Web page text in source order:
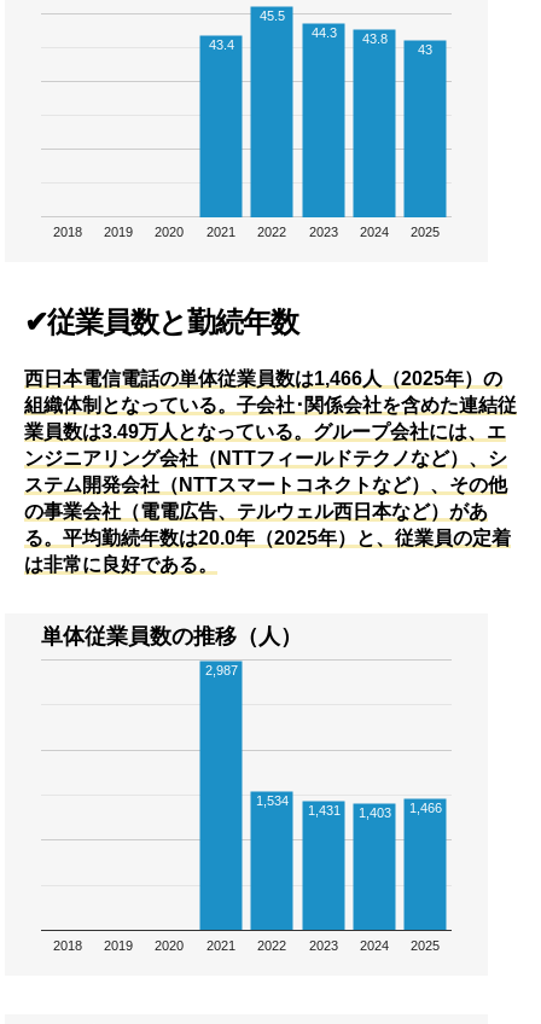
2018 2019 2020 2021 2022 2023 2024 2025
43.4
45.5
44.3
43.8
43
✔従業員数と勤続年数
西日本電信電話の単体従業員数は1,466人（2025年）の
組織体制となっている。子会社･関係会社を含めた連結従
業員数は3.49万人となっている。グループ会社には、エ
ンジニアリング会社（NTTフィールドテクノなど）、シ
ステム開発会社（NTTスマートコネクトなど）、その他
の事業会社（電電広告、テルウェル西日本など）があ
る。平均勤続年数は20.0年（2025年）と、従業員の定着
は非常に良好である。
単体従業員数の推移（人）
2018 2019 2020 2021 2022 2023 2024 2025
2,987
1,534
1,431 1,403 1,466